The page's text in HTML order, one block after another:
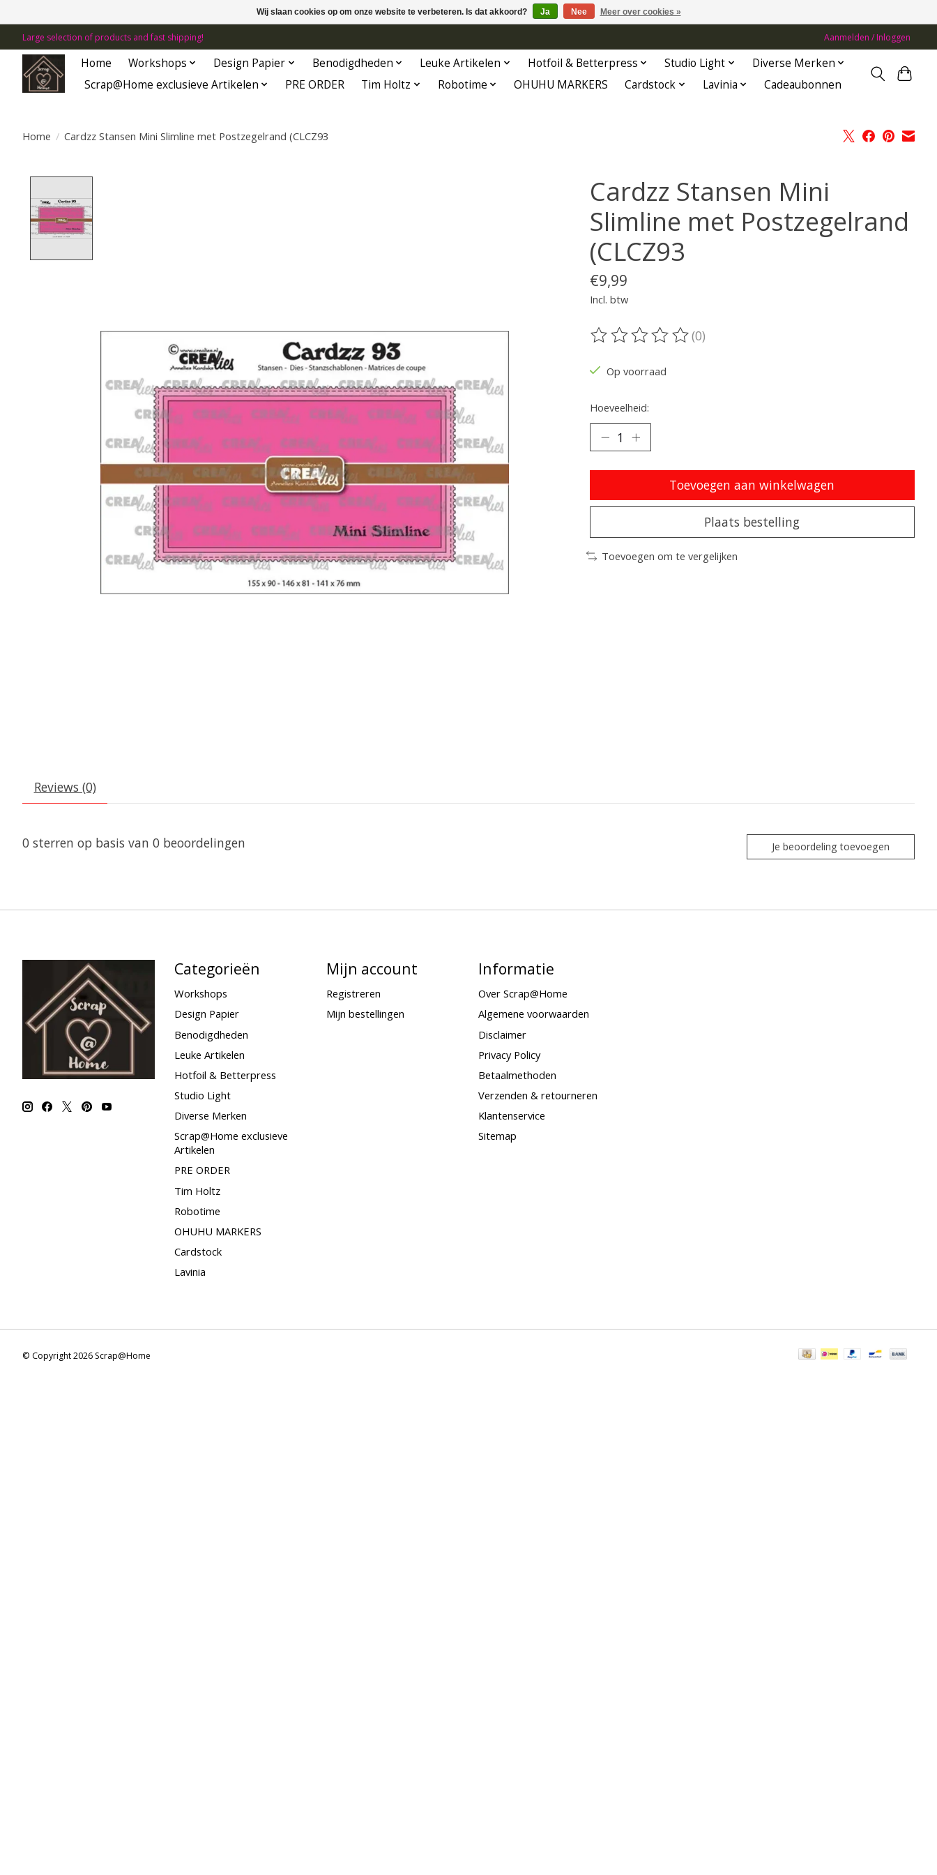
Large selection of products and fast shipping! Aanmelden / Inloggen
Home Workshops Design Papier Benodigdheden Leuke Artikelen Hotfoil & Betterpress Studio Light
Diverse Merken
Scrap@Home exclusieve Artikelen
PRE ORDER Tim Holtz Robotime OHUHU MARKERS Cardstock Lavinia Cadeaubonnen
Home / Cardzz Stansen Mini Slimline met Postzegelrand (CLCZ93
Cardzz Stansen Mini
Slimline met Postzegelrand
(CLCZ93
€9,99
Incl. btw
De beoordeling van dit product is
(0)
Op voorraad
Hoeveelheid:
Toevoegen aan winkelwagen
Plaats bestelling
Toevoegen om te vergelijken
Reviews (0)
0 sterren op basis van 0 beoordelingen Je beoordeling toevoegen
Categorieën
Workshops
Design Papier
Benodigdheden
Leuke Artikelen
Hotfoil & Betterpress
Studio Light
Diverse Merken
Scrap@Home exclusieve
Artikelen
PRE ORDER
Tim Holtz
Robotime
OHUHU MARKERS
Cardstock
Lavinia
Mijn account
Registreren
Mijn bestellingen
Informatie
Over Scrap@Home
Algemene voorwaarden
Disclaimer
Privacy Policy
Betaalmethoden
Verzenden & retourneren
Klantenservice
Sitemap
© Copyright 2026 Scrap@Home
Wij slaan cookies op om onze website te verbeteren. Is dat akkoord? Ja Nee Meer over cookies »